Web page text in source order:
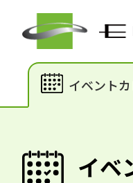
イベント
イベ